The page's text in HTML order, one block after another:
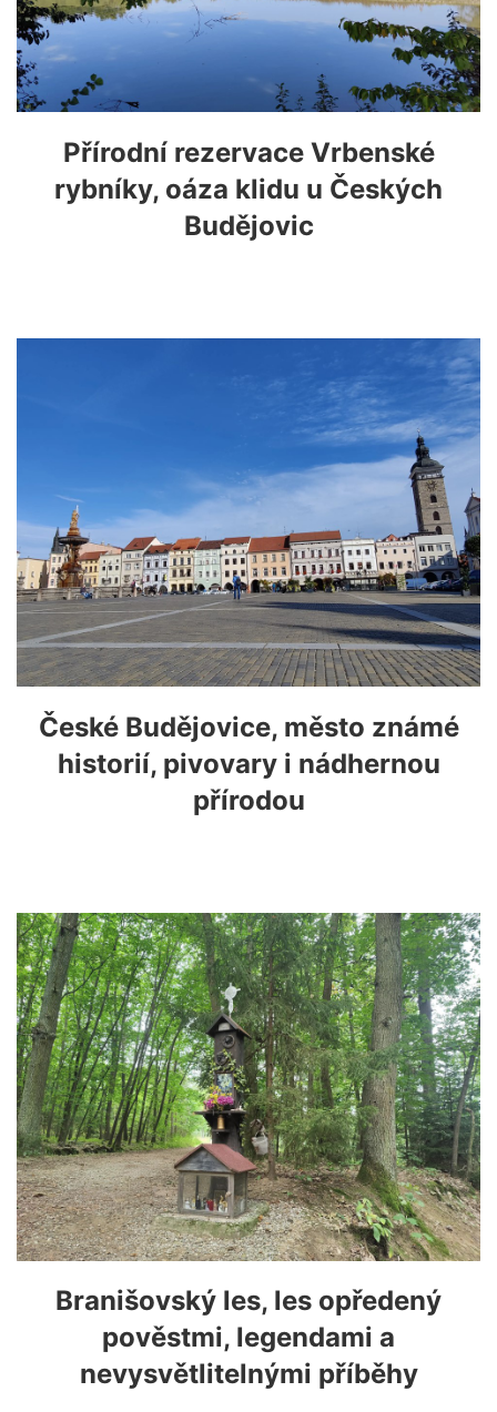
Přírodní rezervace Vrbenské
rybníky, oáza klidu u Českých
Budějovic
České Budějovice, město známé
historií, pivovary i nádhernou
přírodou
Branišovský les, les opředený
pověstmi, legendami a
nevysvětlitelnými příběhy